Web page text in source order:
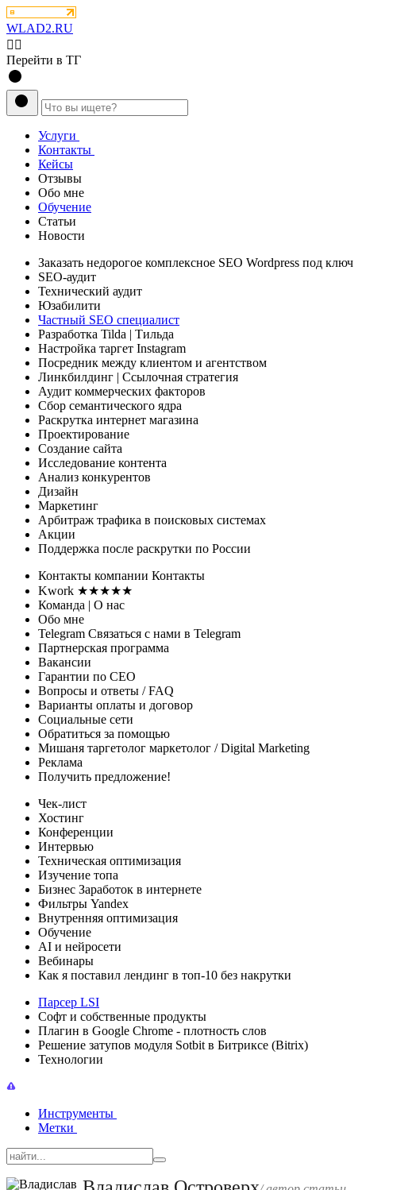
WLAD2.RU
💁‍♂️
Перейти в ТГ
Услуги
Контакты
Кейсы
Отзывы
Обо мне
Обучение
Статьи
Новости
Заказать недорогое комплексное SEO Wordpress под ключ
SEO-аудит
Технический аудит
Юзабилити
Частный SEO специалист
Разработка Tilda | Тильда
Настройка таргет Instagram
Посредник между клиентом и агентством
Линкбилдинг | Ссылочная стратегия
Аудит коммерческих факторов
Сбор семантического ядра
Раскрутка интернет магазина
Проектирование
Создание сайта
Исследование контента
Анализ конкурентов
Дизайн
Маркетинг
Арбитраж трафика в поисковых системах
Акции
Поддержка после раскрутки по России
Контакты компании Контакты
Kwork ★★★★★
Команда | О нас
Обо мне
Telegram Связаться с нами в Telegram
Партнерская программа
Вакансии
Гарантии по СЕО
Вопросы и ответы / FAQ
Варианты оплаты и договор
Социальные сети
Обратиться за помощью
Мишаня таргетолог маркетолог / Digital Marketing
Реклама
Получить предложение!
Чек-лист
Хостинг
Конференции
Интервью
Техническая оптимизация
Изучение топа
Бизнес Заработок в интернете
Фильтры Yandex
Внутренняя оптимизация
Обучение
AI и нейросети
Вебинары
Как я поставил лендинг в топ-10 без накрутки
Парсер LSI
Софт и собственные продукты
Плагин в Google Chrome - плотность слов
Решение затупов модуля Sotbit в Битриксе (Bitrix)
Технологии
Инструменты
Метки